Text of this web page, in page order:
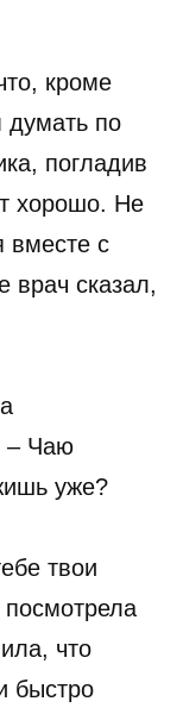
кроме
по
погладив
хорошо. Не
вместе с
врач сказал,
– Чаю
уже?
твои
что
быстро